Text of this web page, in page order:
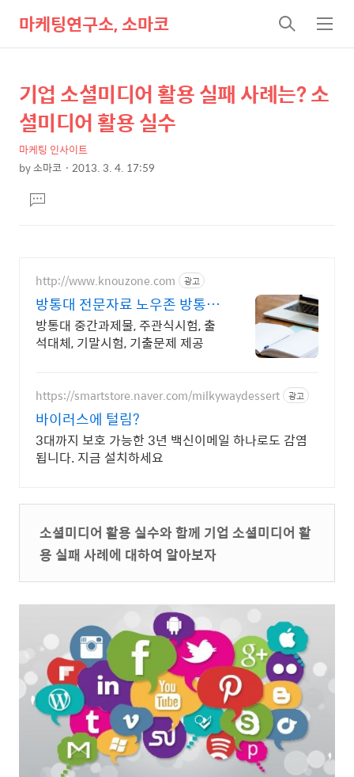
마케팅연구소, 소마코
검
색
메
뉴
상
세
컨
텐
본
문
제
목
기업 소셜미디어 활용 실패 사례는? 소
셜미디어 활용 실수
마케팅 인사이트
by소마코 2013. 3. 4. 17:59
문댓
글
http://www.knouzone.com 광고
방통대 전문자료 노우존 방통대
자료포털 NO.1
방통대 중간과제물, 주관식시험, 출
석대체, 기말시험, 기출문제 제공
https://smartstore.naver.com/milkywaydessert 광고
바이러스에 털림?
3대까지 보호 가능한 3년 백신이메일 하나로도 감염
됩니다. 지금 설치하세요
소셜미디어 활용 실수와 함께 기업 소셜미디어 활
용 실패 사례에 대하여 알아보자